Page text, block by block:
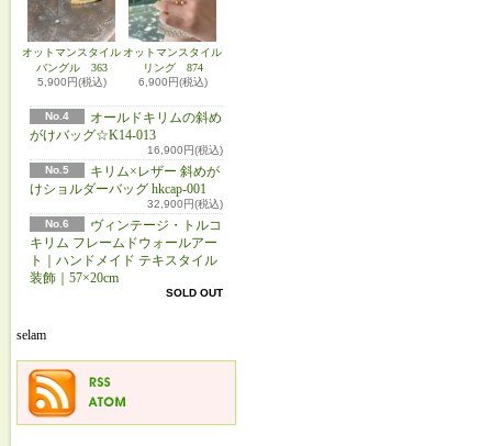
オットマンスタイル
バングル 363
5,900円(税込)
オットマンスタイル
リング 874
6,900円(税込)
No.4
オールドキリムの斜め
がけバッグ☆K14-013
16,900円(税込)
No.5
キリム×レザー 斜めが
けショルダーバッグ hkcap-001
32,900円(税込)
No.6
ヴィンテージ・トルコ
キリム フレームドウォールアー
ト｜ハンドメイド テキスタイル
装飾｜57×20cm
SOLD OUT
selam